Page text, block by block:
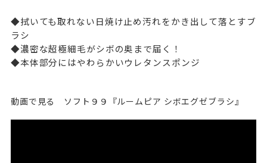
◆拭いても取れない日焼け止め汚れをかき出して落とすブ
ラシ
◆濃密な超極細毛がシボの奥まで届く！
◆本体部分にはやわらかいウレタンスポンジ
動画で見る ソフト９９『ルームピア シボエグゼブラシ』